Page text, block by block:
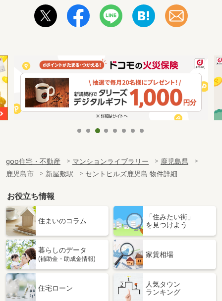
goo住宅・不動産 マンションライブラリー
鹿児島県
鹿児島市
新屋敷駅 セントヒルズ鹿児島 物件詳細
お役立ち情報
住まいのコラム
「住みたい街」
を見つけよう
暮らしのデータ
(補助金・助成金情報)
家賃相場
住宅ローン
人気タウン
ランキング